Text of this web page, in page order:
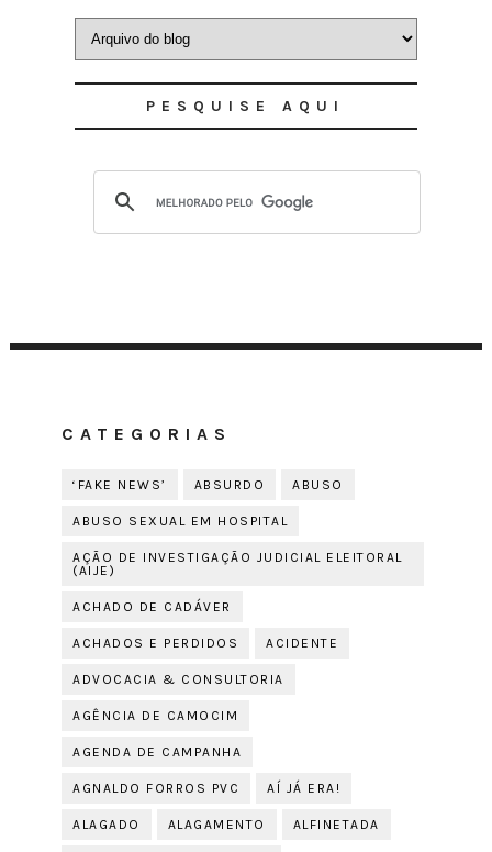
PESQUISE AQUI
CATEGORIAS
‘FAKE NEWS’ ABSURDO ABUSO
ABUSO SEXUAL EM HOSPITAL
AÇÃO DE INVESTIGAÇÃO JUDICIAL ELEITORAL
(AIJE)
ACHADO DE CADÁVER
ACHADOS E PERDIDOS ACIDENTE
ADVOCACIA & CONSULTORIA
AGÊNCIA DE CAMOCIM
AGENDA DE CAMPANHA
AGNALDO FORROS PVC AÍ JÁ ERA!
ALAGADO ALAGAMENTO ALFINETADA